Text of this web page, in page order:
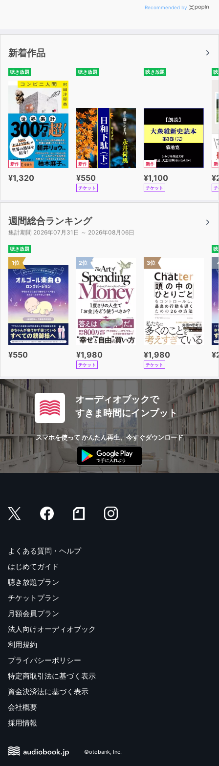
Recommended by
新着作品
聴き放題
新作
¥1,320
聴き放題
新作
¥550
チケット
聴き放題
新作
¥1,100
チケット
聴
新
チ
週間総合ランキング
集計期間 2026年07月31日 ～ 2026年08月06日
聴き放題
1位
¥550
2位
¥1,980
チケット
3位
¥1,980
チケット
聴
オーディオブックで
すきま時間にインプット
スマホを使って かんたん再生、今すぐダウンロード
よくある質問・ヘルプ
はじめてガイド
聴き放題プラン
チケットプラン
月額会員プラン
法人向けオーディオブック
利用規約
プライバシーポリシー
特定商取引法に基づく表示
資金決済法に基づく表示
会社概要
採用情報
©otobank, Inc.